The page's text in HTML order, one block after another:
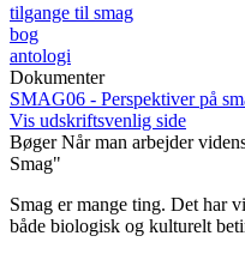
tilgange til smag
bog
antologi
Dokumenter
SMAG06 - Perspektiver på
Vis udskriftsvenlig side
BøgerNår man arbejder
Smag"
Smag er mange ting. Det har
både biologisk og kulturelt